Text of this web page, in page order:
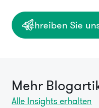
Schreiben Sie
Mehr
Alle Insights erhalten